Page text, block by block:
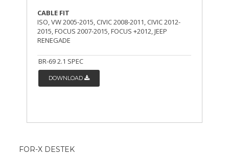
CABLE FIT
ISO, VW 2005-2015, CIVIC 2008-2011, CIVIC 2012-
2015, FOCUS 2007-2015, FOCUS +2012, JEEP
RENEGADE
BR-69 2.1 SPEC
DOWNLOAD
FOR-X DESTEK